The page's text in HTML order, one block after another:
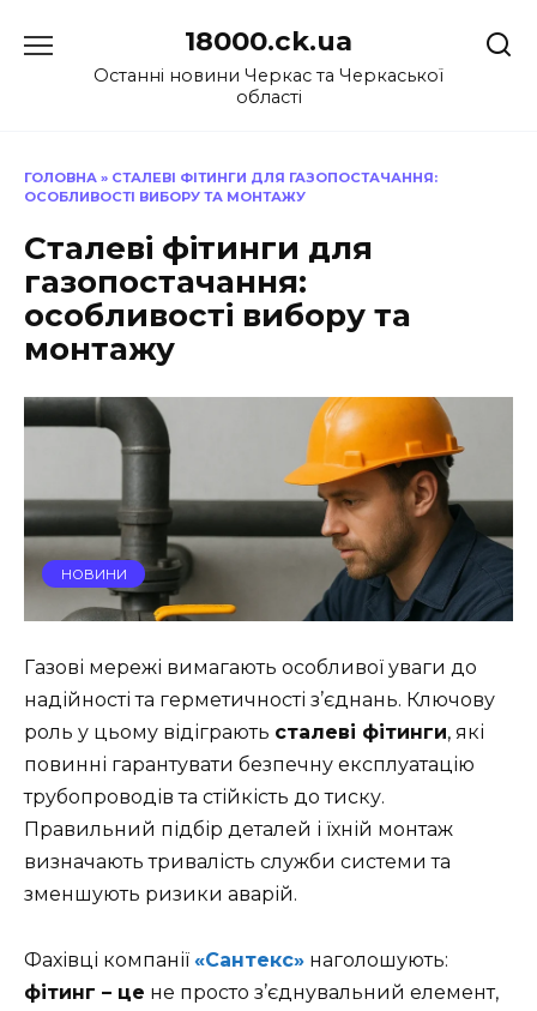
до
18000.ck.ua
Останні новини Черкас та Черкаської
області
ГОЛОВНА » СТАЛЕВІ ФІТИНГИ ДЛЯ ГАЗОПОСТАЧАННЯ:
ОСОБЛИВОСТІ ВИБОРУ ТА МОНТАЖУ
Сталеві фітинги для
газопостачання:
особливості вибору та
монтажу
НОВИНИ
Газові мережі вимагають особливої уваги до
надійності та герметичності з’єднань. Ключову
роль у цьому відіграють сталеві фітинги, які
повинні гарантувати безпечну експлуатацію
трубопроводів та стійкість до тиску.
Правильний підбір деталей і їхній монтаж
визначають тривалість служби системи та
зменшують ризики аварій.
Фахівці компанії «Сантекс» наголошують:
фітинг – це не просто з’єднувальний елемент,